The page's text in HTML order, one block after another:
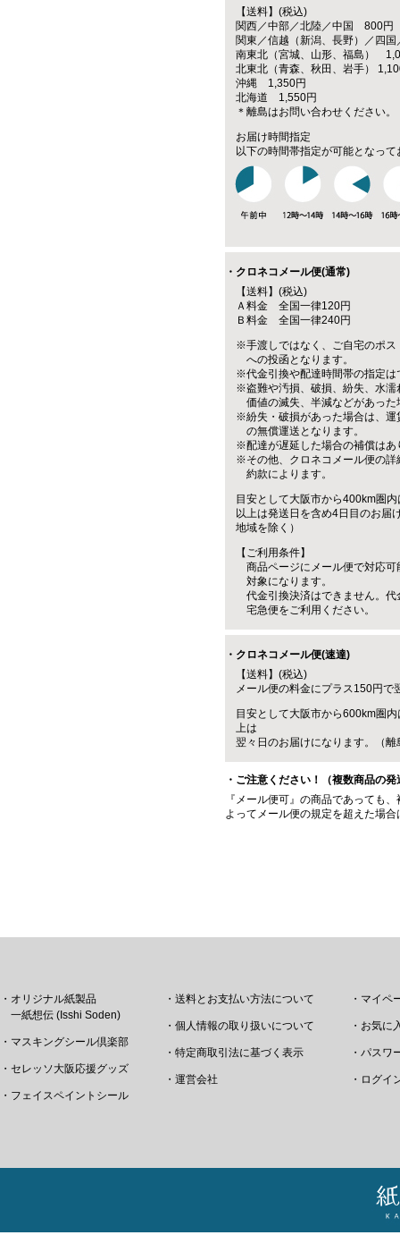
【送料】(税込)
関西／中部／北陸／中国 800円
関東／信越（新潟、長野）／四
南東北（宮城、山形、福島）
北東北（青森、秋田、岩手）
沖縄 1,350円
北海道 1,550円
＊離島はお問い合わせください。
お届け時間指定
以下の時間帯指定が可能となって
・クロネコメール便(通常)
【送料】(税込)
Ａ料金 全国一律120円
Ｂ料金 全国一律240円
※手渡しではなく、ご自宅のポス
への投函となります。
※代金引換や配達時間帯の指定は
※盗難や汚損、破損、紛失、水濡
価値の滅失、半減などがあった
※紛失・破損があった場合は、運
の無償運送となります。
※配達が遅延した場合の補償はあ
※その他、クロネコメール便の詳
約款によります。
目安として大阪市から400km圏
以上は発送日を含め4日目のお届
地域を除く）
【ご利用条件】
商品ページにメール便で対応可
対象になります。
代金引換決済はできません。代
宅急便をご利用ください。
・クロネコメール便(速達)
【送料】(税込)
メール便の料金にプラス150円で
目安として大阪市から600km圏
上は
翌々日のお届けになります。（
・ご注意ください！（複数商品の発
『メール便可』の商品であっても
よってメール便の規定を超えた場
・オリジナル紙製品
一紙想伝 (Isshi Soden)
・マスキングシール倶楽部
・セレッソ大阪応援グッズ
・フェイスペイントシール
・送料とお支払い方法について
・個人情報の取り扱いについて
・特定商取引法に基づく表示
・運営会社
・マイペ
・お気に
・パスワ
・ログイ